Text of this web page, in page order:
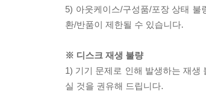
5) 아웃케이스/구성품/포장 상태
환/반품이 제한될 수 있습니다.
※ 디스크 재생 불량
1) 기기 문제로 인해 발생하는 재
실 것을 권유해 드립니다.